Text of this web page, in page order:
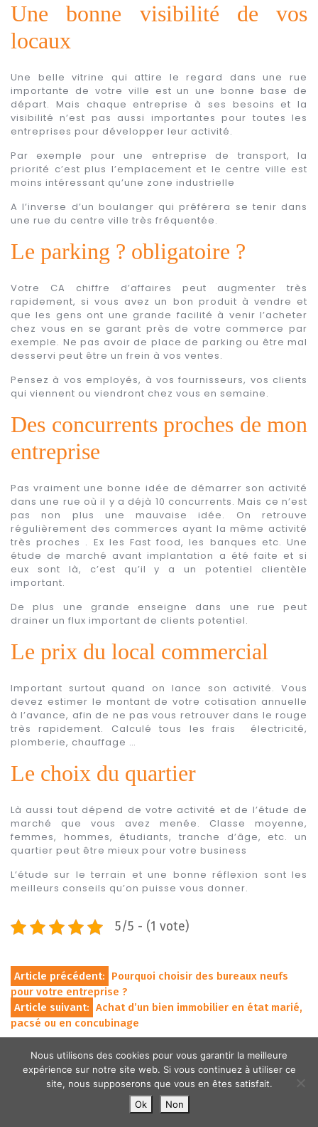
Une bonne visibilité de vos
locaux
Une belle vitrine qui attire le regard dans une rue
importante de votre ville est un une bonne base de
départ. Mais chaque entreprise à ses besoins et la
visibilité n’est pas aussi importantes pour toutes les
entreprises pour développer leur activité.
Par exemple pour une entreprise de transport, la
priorité c’est plus l’emplacement et le centre ville est
moins intéressant qu’une zone industrielle
A l’inverse d’un boulanger qui préférera se tenir dans
une rue du centre ville très fréquentée.
Le parking ? obligatoire ?
Votre CA chiffre d’affaires peut augmenter très
rapidement, si vous avez un bon produit à vendre et
que les gens ont une grande facilité à venir l’acheter
chez vous en se garant près de votre commerce par
exemple. Ne pas avoir de place de parking ou être mal
desservi peut être un frein à vos ventes.
Pensez à vos employés, à vos fournisseurs, vos clients
qui viennent ou viendront chez vous en semaine.
Des concurrents proches de mon
entreprise
Pas vraiment une bonne idée de démarrer son activité
dans une rue où il y a déjà 10 concurrents. Mais ce n’est
pas non plus une mauvaise idée. On retrouve
régulièrement des commerces ayant la même activité
très proches . Ex les Fast food, les banques etc. Une
étude de marché avant implantation a été faite et si
eux sont là, c’est qu’il y a un potentiel clientèle
important.
De plus une grande enseigne dans une rue peut
drainer un flux important de clients potentiel.
Le prix du local commercial
Important surtout quand on lance son activité. Vous
devez estimer le montant de votre cotisation annuelle
à l’avance, afin de ne pas vous retrouver dans le rouge
très rapidement. Calculé tous les frais électricité,
plomberie, chauffage …
Le choix du quartier
Là aussi tout dépend de votre activité et de l’étude de
marché que vous avez menée. Classe moyenne,
femmes, hommes, étudiants, tranche d’âge, etc. un
quartier peut être mieux pour votre business
L’étude sur le terrain et une bonne réflexion sont les
meilleurs conseils qu’on puisse vous donner.
5/5 - (1 vote)
Navigation
de
l’article
Article précédent:
Pourquoi choisir des bureaux neufs
pour votre entreprise ?
Article suivant: Achat d’un bien immobilier en état marié,
pacsé ou en concubinage
Copyright © 2026 - 100p100-particuliers-
immobilier.com
Nous utilisons des cookies pour vous garantir la meilleure
expérience sur notre site web. Si vous continuez à utiliser ce
site, nous supposerons que vous en êtes satisfait.
Ok
Non